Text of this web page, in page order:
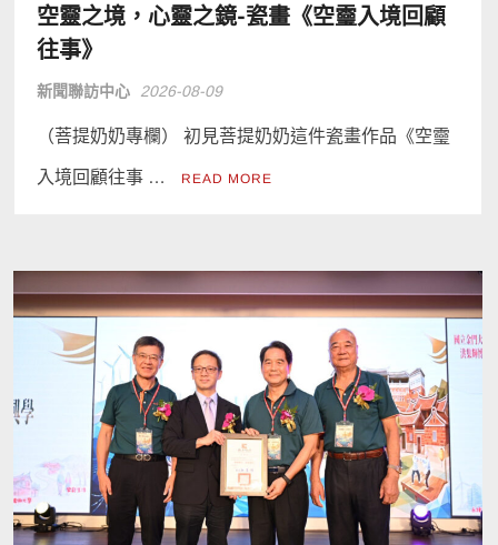
空靈之境，心靈之鏡-瓷畫《空𩆜入境回顧
往事》
新聞聯訪中心 2026-08-09
（菩提奶奶專欄） 初見菩提奶奶這件瓷畫作品《空𩆜
入境回顧往事 … READ MORE